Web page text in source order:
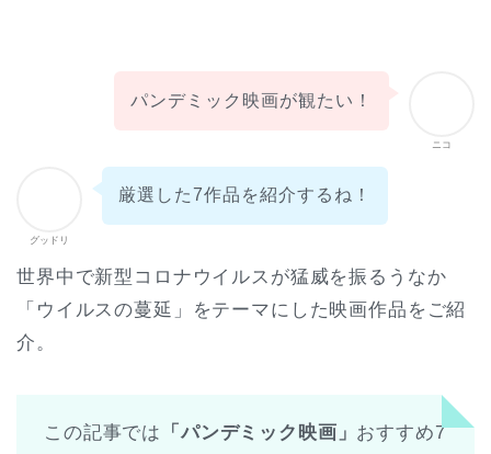
ニコ
パンデミック映画が観たい！
グッドリ
厳選した7作品を紹介するね！
世界中で新型コロナウイルスが猛威を振るうなか
「ウイルスの蔓延」をテーマにした映画作品をご紹
介。
この記事では 「パンデミック映画」 おすすめ7